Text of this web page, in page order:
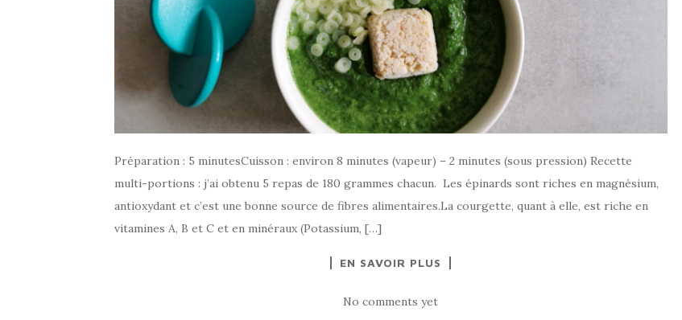
Préparation : 5 minutesCuisson : environ 8 minutes (vapeur) – 2 minutes (sous pression) Recette
multi-portions : j’ai obtenu 5 repas de 180 grammes chacun. Les épinards sont riches en magnésium,
antioxydant et c’est une bonne source de fibres alimentaires.La courgette, quant à elle, est riche en
vitamines A, B et C et en minéraux (Potassium, […]
EN SAVOIR PLUS
No comments yet